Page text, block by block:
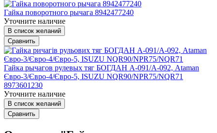
Гайка поворотного рычага 8942477240
Уточните наличие
В список желаний
Сравнить
Гайка рычагов рулевых тяг БОГДАН А-091/А-092, Ataman
Євро-3/Євро-4/Євро-5, ISUZU NQR90/NPR75/NQR71
8973601230
Уточните наличие
В список желаний
Сравнить